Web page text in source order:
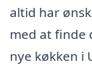
altid har
med at finde
nye køkken i